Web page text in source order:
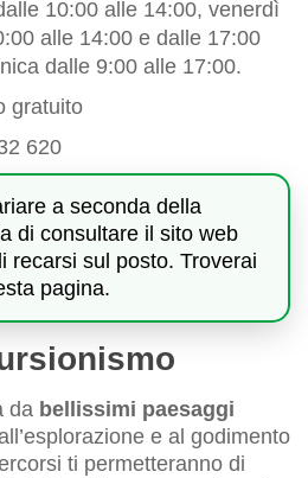
10:00 alle 14:00, venerdì
alle 14:00 e dalle 17:00
dalle 9:00 alle 17:00.
gratuito
620
a seconda della
di consultare il sito web
recarsi sul posto. Troverai
pagina.
da bellissimi paesaggi
e al godimento
ti permetteranno di